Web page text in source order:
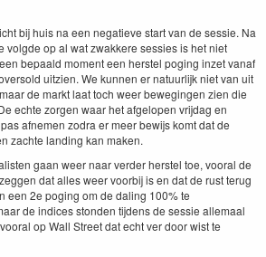
bij huis na een negatieve start van de sessie. Na
volgde op al wat zwakkere sessies is het niet
bepaald moment een herstel poging inzet vanaf
uitzien. We kunnen er natuurlijk niet van uit
de markt laat toch weer bewegingen zien die
echte zorgen waar het afgelopen vrijdag en
afnemen zodra er meer bewijs komt dat de
zachte landing kan maken.
gaan weer naar verder herstel toe, vooral de
dat alles weer voorbij is en dat de rust terug
een 2e poging om de daling 100% te
de indices stonden tijdens de sessie allemaal
op Wall Street dat echt ver door wist te